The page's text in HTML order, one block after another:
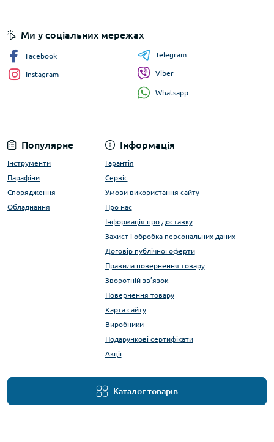
Популярне
Інструменти
Парафіни
Спорядження
Обладнання
Інформація
Гарантія
Сервіс
Умови використання сайту
Про нас
Інформація про доставку
Захист і обробка персональних даних
Договір публічної оферти
Правила повернення товару
Зворотній зв’язок
Повернення товару
Карта сайту
Виробники
Подарункові сертифікати
Акції
Каталог товарів
Ми у соціальних мережах
Facebook
Instagram
Telegram
Viber
Whatsapp